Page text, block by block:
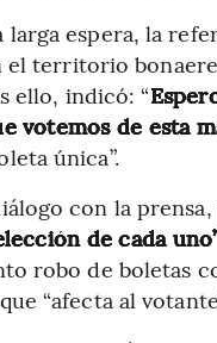
larga espera, la
el territorio
ello, indicó: “
votemos de esta
única”.
con la
de cada
robo de boletas
“afecta al